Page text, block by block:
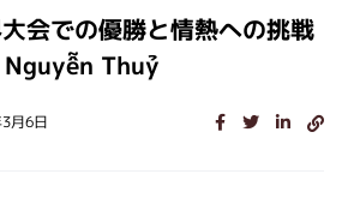
会での優勝と情熱への挑戦
Thuỷ
月6日